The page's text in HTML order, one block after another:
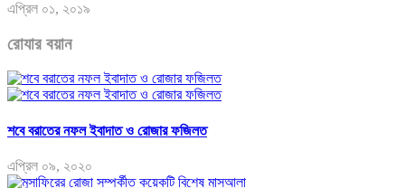
এপ্রিল ০১, ২০১৯
রোযার বয়ান
শবে বরাতের নফল ইবাদাত ও রোজার ফজিলত
এপ্রিল ০৯, ২০২০